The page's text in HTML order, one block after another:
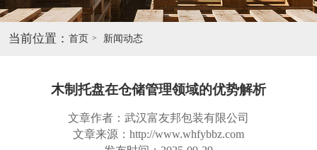
当前位置： 首页 新闻动态
木制托盘在仓储管理领域的优势解析
文章作者：武汉富友邦包装有限公司
文章来源：http://www.whfybbz.com